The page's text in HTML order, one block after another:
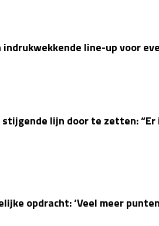
line-up voor
stijgende lijn door te zetten:
opdracht: ‘Veel meer